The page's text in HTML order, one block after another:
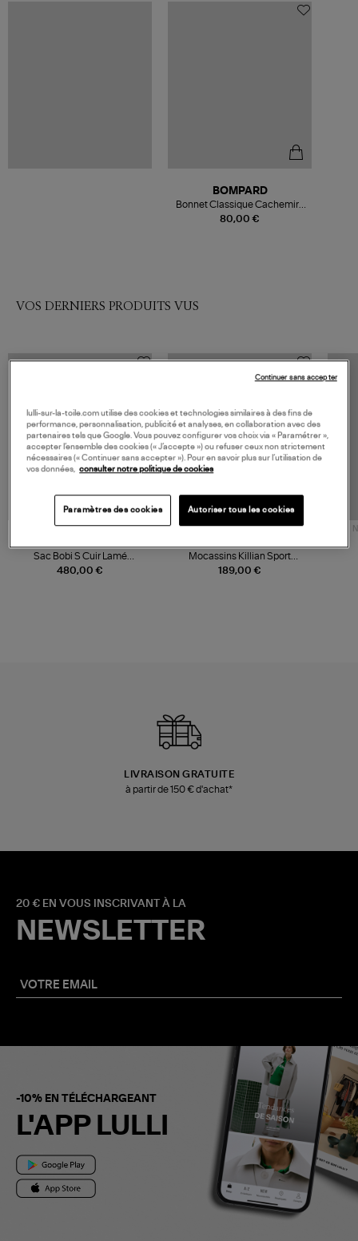
80,00 €
BOMPARD
Bonnet Classique Cachemire
Avoine
VOS DERNIERS PRODUITS VUS
480,00 €
Sac Bobi S Cuir Lamé
Champagne
NOUVELLE COLLECTION
189,00 €
Mocassins Killian Sport
Mousse
LIVRAISON GRATUITE
à partir de 150 € d'achat*
20 € EN VOUS INSCRIVANT À LA
NEWSLETTER
-10% EN TÉLÉCHARGEANT
L'APP LULLI
lulli-sur-la-toile.com utilise des cookies et technologies similaires à des fins de
performance, personnalisation, publicité et analyses, en collaboration avec des
partenaires tels que Google. Vous pouvez configurer vos choix via « Paramétrer »,
accepter l’ensemble des cookies (« J’accepte ») ou refuser ceux non strictement
nécessaires (« Continuer sans accepter »). Pour en savoir plus sur l’utilisation de
vos données,
consulter notre politique de cookies
Paramètres des cookies Autoriser tous les cookies
Continuer sans accepter